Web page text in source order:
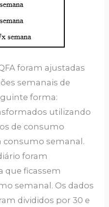
foram ajustadas
semanais de
forma:
utilizando
de consumo
consumo semanal.
foram
que ficassem
semanal. Os dados
divididos por 30 e